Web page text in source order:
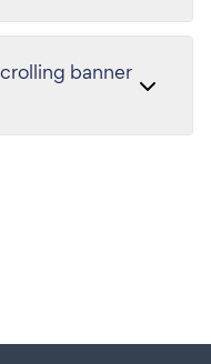
banner